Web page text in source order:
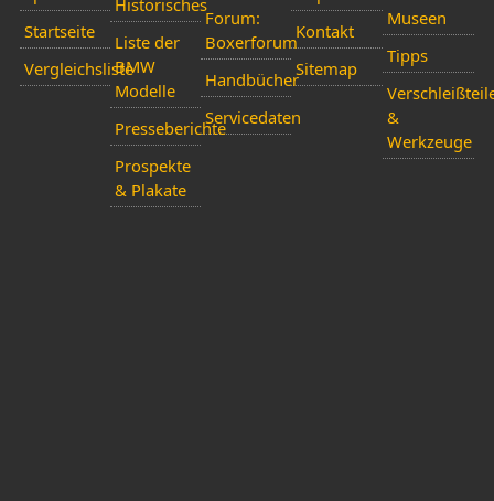
Startseite
Vergleichsliste
Historisches
Liste der
BMW
Modelle
Presseberichte
Prospekte
& Plakate
Forum:
Boxerforum
Handbücher
Servicedaten
Kontakt
Sitemap
Museen
Tipps
&
Werkzeuge